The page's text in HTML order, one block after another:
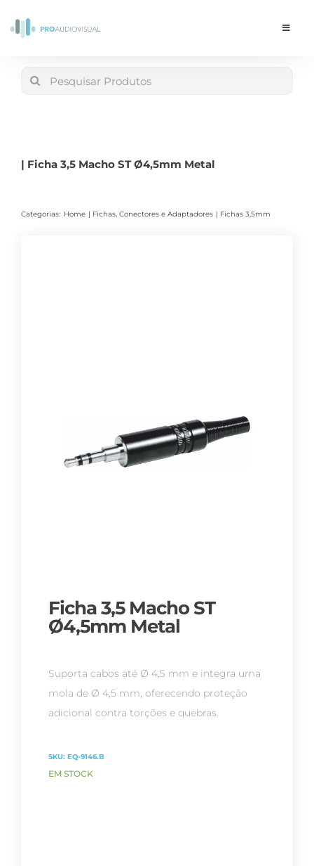
Toggle
Search
| Ficha 3,5 Macho ST Ø4,5mm Metal
Categorias: Home Fichas, Conectores e Adaptadores Fichas 3,5mm
Ficha 3,5 Macho ST
Ø4,5mm Metal
Suporta cabos até Ø 4,5 mm e integra uma
mola de Ø 4,5 mm, oferecendo proteção
adicional contra torções e quebras.
SKU: EQ-9146.B
EM STOCK